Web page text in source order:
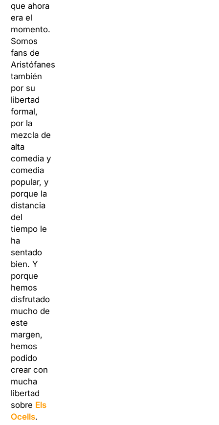
que ahora
era el
momento.
Somos
fans de
Aristófanes
también
por su
libertad
formal,
por la
mezcla de
alta
comedia y
comedia
popular, y
porque la
distancia
del
tiempo le
ha
sentado
bien. Y
porque
hemos
disfrutado
mucho de
este
margen,
hemos
podido
crear con
mucha
libertad
sobre Els
Ocells.